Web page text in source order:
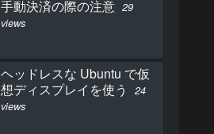
手動決済の際の注意 29
views
ヘッドレスな Ubuntu で仮
想ディスプレイを使う
24
views